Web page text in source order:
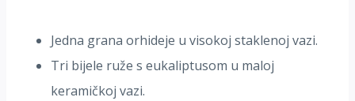
Jedna grana orhideje u visokoj staklenoj vazi.
Tri bijele ruže s eukaliptusom u maloj
keramičkoj vazi.